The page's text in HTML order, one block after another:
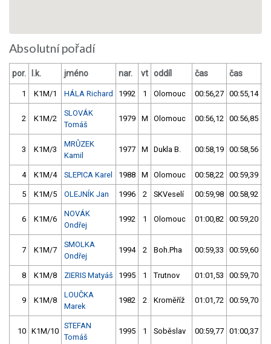
Absolutní pořadí
por. l.k. jméno nar. vt oddíl čas čas
1 K1M/1 HÁLA Richard 1992 1 Olomouc 00:56,27 00:55,14
2 K1M/2
SLOVÁK
Tomáš
1979 M Olomouc 00:56,12 00:56,85
3 K1M/3
MRŮZEK
Kamil
1977 M Dukla B. 00:58,19 00:58,56
4 K1M/4 SLEPICA Karel 1988 M Olomouc 00:58,22 00:59,39
5 K1M/5 OLEJNÍK Jan 1996 2 SKVeselí 00:59,98 00:58,92
6 K1M/6
NOVÁK
Ondřej
1992 1 Olomouc 01:00,82 00:59,20
7 K1M/7
SMOLKA
Ondřej
1994 2 Boh.Pha 00:59,33 00:59,60
8 K1M/8 ZIERIS Matyáš 1995 1 Trutnov 01:01,53 00:59,70
9 K1M/8
LOUČKA
Marek
1982 2 Kroměříž 01:01,72 00:59,70
10 K1M/10
STEFAN
Tomáš
1995 1 Soběslav 00:59,77 01:00,37